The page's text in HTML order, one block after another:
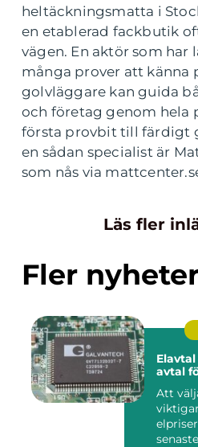
heltäckningsmatta i
en etablerad fackbutik
vägen. En aktör som har
många prover att känna
golvläggare kan guida
och företag genom hela
första provbit till färdigt
en sådan specialist är
som nås via
Läs fler
Fler
Elavtal så väljer du rätt
avtal
Att